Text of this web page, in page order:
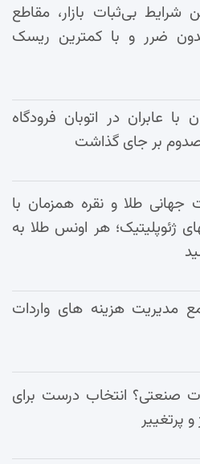
شرایط بی‌ثبات بازار، مقاطع
ضرر و با کمترین ریسک
با عابران در اتوبان فرودگاه
طلا و نقره همزمان با
ژئوپلیتیک؛ هر اونس طلا به
مدیریت هزینه‌ های واردات
صنعتی؟ انتخاب درست برای
و پرتغییر